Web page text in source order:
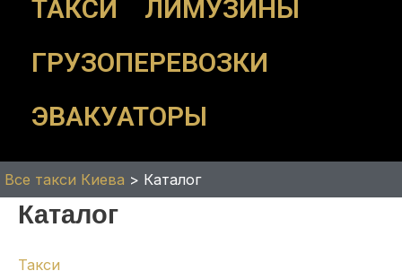
ТАКСИ
ЛИМУЗИНЫ
ГРУЗОПЕРЕВОЗКИ
ЭВАКУАТОРЫ
Все такси Киева > Каталог
Каталог
Такси